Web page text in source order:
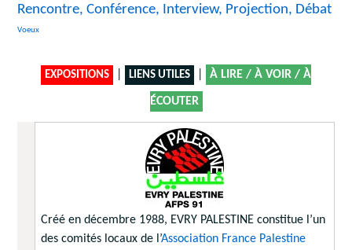
Rencontre, Conférence, Interview, Projection, Débat
15/3354
Voeux
EXPOSITIONS LIENS UTILES À LIRE / À VOIR / À
ÉCOUTER
Créé en décembre 1988, EVRY PALESTINE constitue l’un
des comités locaux de l’Association France Palestine